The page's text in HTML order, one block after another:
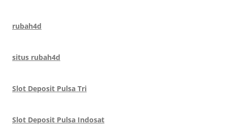
rubah4d
situs rubah4d
Slot Deposit Pulsa Tri
Slot Deposit Pulsa Indosat